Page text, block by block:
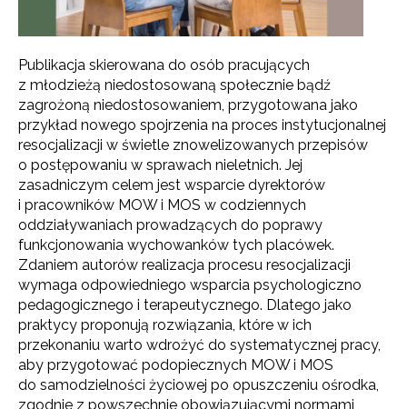
Publikacja skierowana do osób pracujących
z młodzieżą niedostosowaną społecznie bądź
zagrożoną niedostosowaniem, przygotowana jako
przykład nowego spojrzenia na proces instytucjonalnej
resocjalizacji w świetle znowelizowanych przepisów
o postępowaniu w sprawach nieletnich. Jej
zasadniczym celem jest wsparcie dyrektorów
i pracowników MOW i MOS w codziennych
oddziaływaniach prowadzących do poprawy
funkcjonowania wychowanków tych placówek.
Zdaniem autorów realizacja procesu resocjalizacji
wymaga odpowiedniego wsparcia psychologiczno
pedagogicznego i terapeutycznego. Dlatego jako
praktycy proponują rozwiązania, które w ich
przekonaniu warto wdrożyć do systematycznej pracy,
aby przygotować podopiecznych MOW i MOS
do samodzielności życiowej po opuszczeniu ośrodka,
zgodnie z powszechnie obowiązującymi normami